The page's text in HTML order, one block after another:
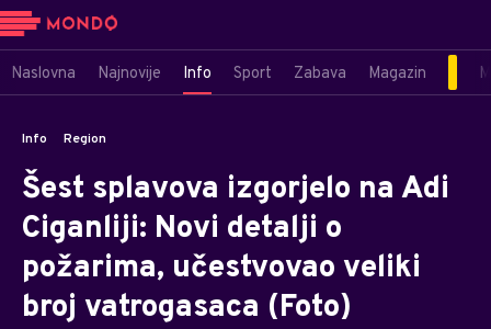
Naslovna Najnovije Info Sport Zabava Magazin
Info Region
Šest splavova izgorjelo na Adi
Ciganliji: Novi detalji o
požarima, učestvovao veliki
broj vatrogasaca (Foto)